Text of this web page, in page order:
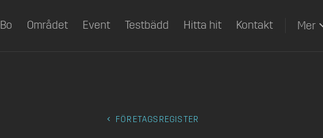
Bo Området Event Testbädd Hitta hit Kontakt Mer
FÖRETAGSREGISTER